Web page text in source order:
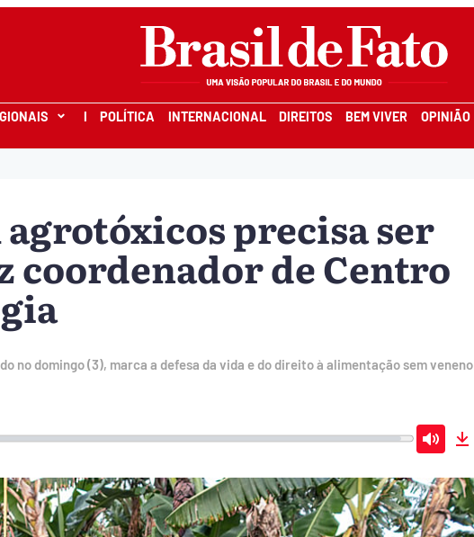
I POLÍTICA INTERNACIONAL DIREITOS BEM VIVER OPINIÃO
agrotóxicos precisa ser
coordenador de Centro
no domingo (3), marca a defesa da vida e do direito à alimentação sem veneno
Mute